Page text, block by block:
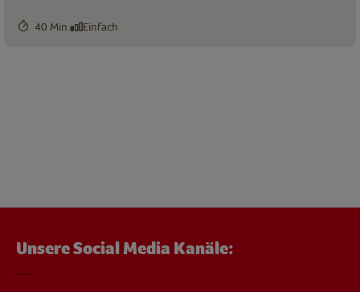
40 Min. Einfach
Unsere Social Media Kanäle: